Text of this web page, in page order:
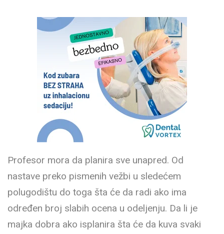
Profesor mora da planira sve unapred. Od
nastave preko pismenih vežbi u sledećem
polugodištu do toga šta će da radi ako ima
određen broj slabih ocena u odeljenju. Da li je
majka dobra ako isplanira šta će da kuva svaki